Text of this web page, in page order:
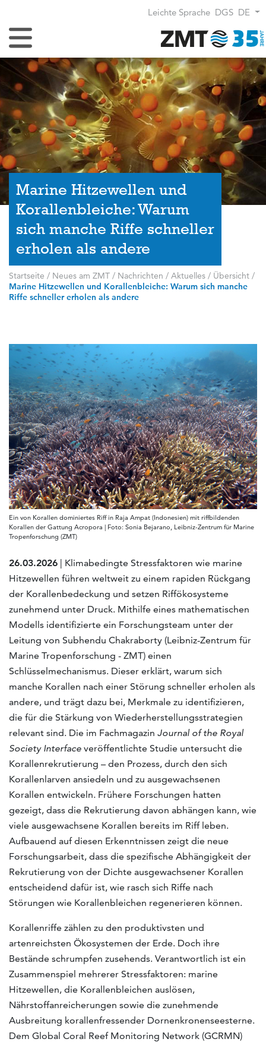
Leichte Sprache DGS DE
Navigation umschalten
Marine Hitzewellen und
Korallenbleiche: Warum
sich manche Riffe schneller
erholen als andere
Startseite / Neues am ZMT / Nachrichten / Aktuelles / Übersicht /
Marine Hitzewellen und Korallenbleiche: Warum sich manche
Riffe schneller erholen als andere
Ein von Korallen dominiertes Riff in Raja Ampat (Indonesien) mit riffbildenden
Korallen der Gattung Acropora | Foto: Sonia Bejarano, Leibniz-Zentrum für Marine
Tropenforschung (ZMT)
26.03.2026 | Klimabedingte Stressfaktoren wie marine
Hitzewellen führen weltweit zu einem rapiden Rückgang
der Korallenbedeckung und setzen Riffökosysteme
zunehmend unter Druck. Mithilfe eines mathematischen
Modells identifizierte ein Forschungsteam unter der
Leitung von Subhendu Chakraborty (Leibniz-Zentrum für
Marine Tropenforschung - ZMT) einen
Schlüsselmechanismus. Dieser erklärt, warum sich
manche Korallen nach einer Störung schneller erholen als
andere, und trägt dazu bei, Merkmale zu identifizieren,
die für die Stärkung von Wiederherstellungsstrategien
relevant sind. Die im Fachmagazin Journal of the Royal
Society Interface veröffentlichte Studie untersucht die
Korallenrekrutierung – den Prozess, durch den sich
Korallenlarven ansiedeln und zu ausgewachsenen
Korallen entwickeln. Frühere Forschungen hatten
gezeigt, dass die Rekrutierung davon abhängen kann, wie
viele ausgewachsene Korallen bereits im Riff leben.
Aufbauend auf diesen Erkenntnissen zeigt die neue
Forschungsarbeit, dass die spezifische Abhängigkeit der
Rekrutierung von der Dichte ausgewachsener Korallen
entscheidend dafür ist, wie rasch sich Riffe nach
Störungen wie Korallenbleichen regenerieren können.
Korallenriffe zählen zu den produktivsten und
artenreichsten Ökosystemen der Erde. Doch ihre
Bestände schrumpfen zusehends. Verantwortlich ist ein
Zusammenspiel mehrerer Stressfaktoren: marine
Hitzewellen, die Korallenbleichen auslösen,
Nährstoffanreicherungen sowie die zunehmende
Ausbreitung korallenfressender Dornenkronenseesterne.
Dem Global Coral Reef Monitoring Network (GCRMN)